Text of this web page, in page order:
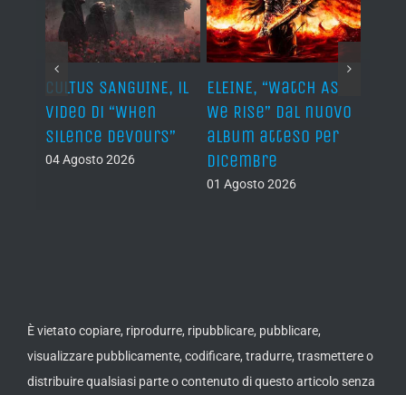
CULTUS SANGUINE, il
video di “When
Silence Devours”
04 Agosto 2026
ELEINE, “Watch As
We Rise” dal nuovo
album atteso per
dicembre
01 Agosto 2026
È vietato copiare, riprodurre, ripubblicare, pubblicare,
visualizzare pubblicamente, codificare, tradurre, trasmettere o
distribuire qualsiasi parte o contenuto di questo articolo senza